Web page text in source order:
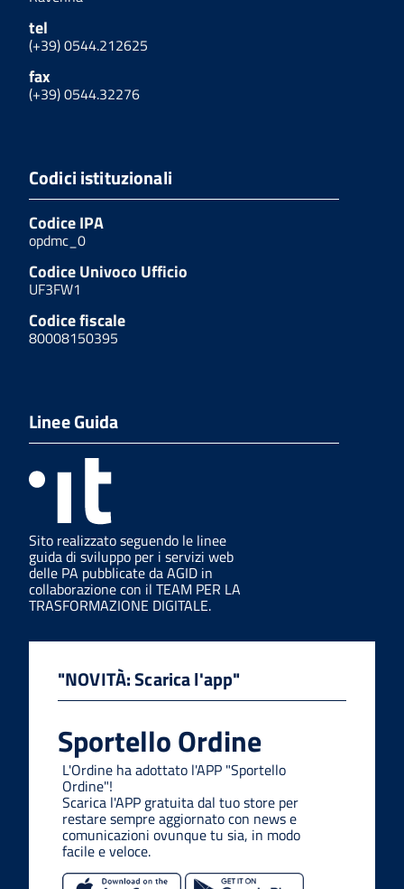
tel
(+39) 0544.212625
fax
(+39) 0544.32276
Codici istituzionali
Codice IPA
opdmc_0
Codice Univoco Ufficio
UF3FW1
Codice fiscale
80008150395
Linee Guida
Sito realizzato seguendo le linee
guida di sviluppo per i servizi web
delle PA pubblicate da AGID in
collaborazione con il TEAM PER LA
TRASFORMAZIONE DIGITALE.
"NOVITÀ: Scarica l'app"
Sportello Ordine
L'Ordine ha adottato l'APP "Sportello
Ordine"!
Scarica l'APP gratuita dal tuo store per
restare sempre aggiornato con news e
comunicazioni ovunque tu sia, in modo
facile e veloce.